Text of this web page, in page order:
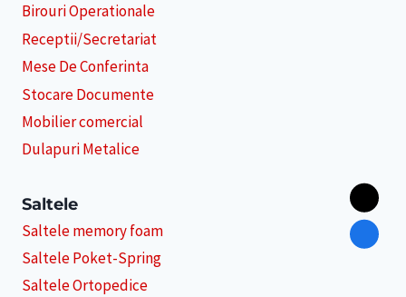
Birouri Operationale
Receptii/Secretariat
Mese De Conferinta
Stocare Documente
Mobilier comercial
Dulapuri Metalice
Saltele
Saltele memory foam
Saltele Poket-Spring
Saltele Ortopedice